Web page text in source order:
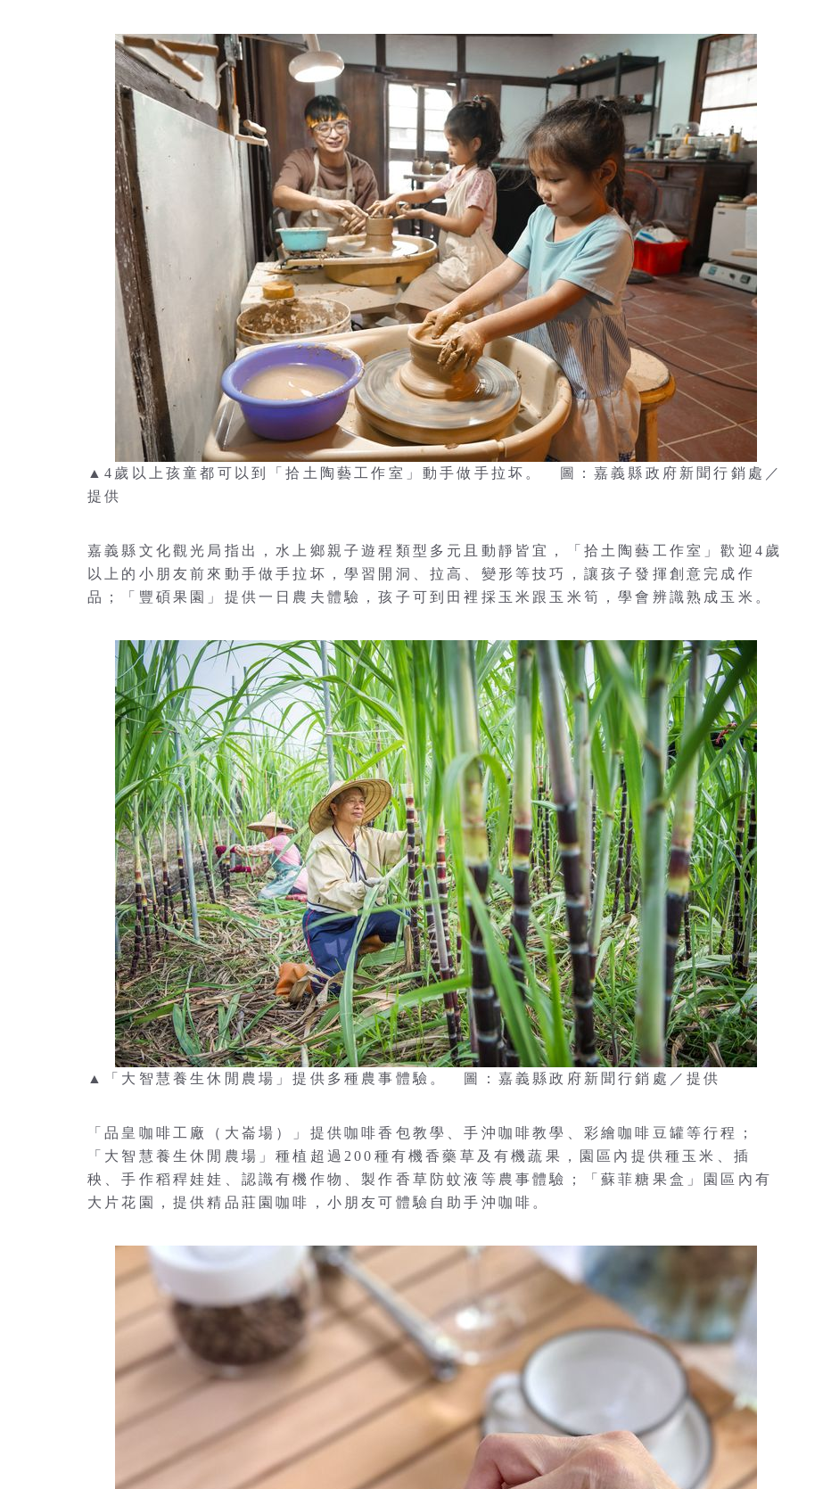
▲4歲以上孩童都可以到「拾土陶藝工作室」動手做手拉坏。 圖：嘉義縣政府新聞行銷處／
提供
嘉義縣文化觀光局指出，水上鄉親子遊程類型多元且動靜皆宜，「拾土陶藝工作室」歡迎4歲
以上的小朋友前來動手做手拉坏，學習開洞、拉高、變形等技巧，讓孩子發揮創意完成作
品；「豐碩果園」提供一日農夫體驗，孩子可到田裡採玉米跟玉米筍，學會辨識熟成玉米。
▲「大智慧養生休閒農場」提供多種農事體驗。 圖：嘉義縣政府新聞行銷處／提供
「品皇咖啡工廠（大崙場）」提供咖啡香包教學、手沖咖啡教學、彩繪咖啡豆罐等行程；
「大智慧養生休閒農場」種植超過200種有機香藥草及有機蔬果，園區內提供種玉米、插
秧、手作稻稈娃娃、認識有機作物、製作香草防蚊液等農事體驗；「蘇菲糖果盒」園區內有
大片花園，提供精品莊園咖啡，小朋友可體驗自助手沖咖啡。